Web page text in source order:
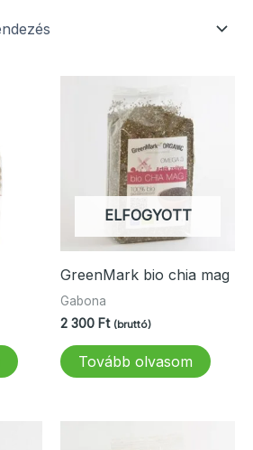
ELFOGYOTT
GreenMark bio chia mag
Gabona
2 300 Ft (bruttó)
Tovább olvasom